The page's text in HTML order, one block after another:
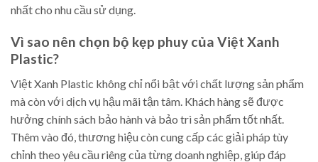
nhất cho nhu cầu sử dụng.
Vì sao nên chọn bộ kẹp phuy của Việt Xanh
Plastic?
Việt Xanh Plastic không chỉ nổi bật với chất lượng sản phẩm
mà còn với dịch vụ hậu mãi tận tâm. Khách hàng sẽ được
hưởng chính sách bảo hành và bảo trì sản phẩm tốt nhất.
Thêm vào đó, thương hiệu còn cung cấp các giải pháp tùy
chỉnh theo yêu cầu riêng của từng doanh nghiệp, giúp đáp